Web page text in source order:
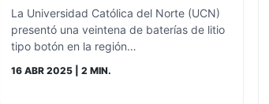
La Universidad Católica del Norte (UCN)
presentó una veintena de baterías de litio
tipo botón en la región…
16 ABR 2025| 2 MIN.